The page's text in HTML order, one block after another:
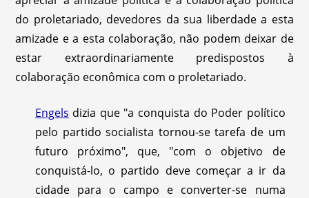
do proletariado, devedores da sua liberdade a esta
amizade e a esta colaboração, não podem deixar de
estar extraordinariamente predispostos à
colaboração econômica com o proletariado.
Engels dizia que "a conquista do Poder político
pelo partido socialista tornou-se tarefa de um
futuro próximo", que, "com o objetivo de
conquistá-lo, o partido deve começar a ir da
cidade para o campo e converter-se numa